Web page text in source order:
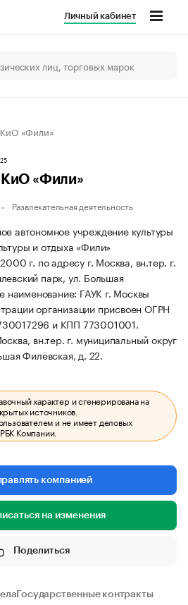
Личный кабинет
«Фили»
«Фили»
Развлекательная деятельность
автономное учреждение культуры
и отдыха «Фили»
г. по адресу г. Москва, вн.тер. г.
парк, ул. Большая
наименование: ГАУК г. Москвы
организации присвоен ОГРН
и КПП 773001001.
вн.тер. г. муниципальный округ
Филёвская, д. 22.
характер и сгенерирована на
источников.
и не имеет деловых
Компании.
компанией
на изменения
Поделиться
Государственные контракты